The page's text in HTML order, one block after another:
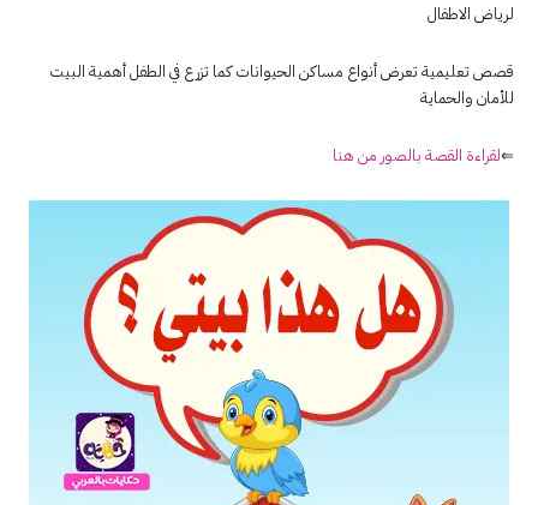
لرياض الاطفال
قصص تعليمية تعرض أنواع مساكن الحيوانات كما تزرع في الطفل أهمية البيت
للأمان والحماية
⇐لقراءة القصة بالصور من هنا